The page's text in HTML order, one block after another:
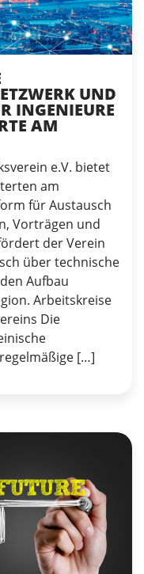
UND
INGENIEURE
AM
e.V. bietet
am
für Austausch
Vorträgen und
der Verein
über technische
Aufbau
Arbeitskreise
Die
[…]